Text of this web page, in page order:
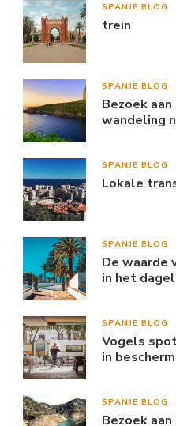
SPANJE BLOG
trein
SPANJE BLOG
Bezoek
wandeling
SPANJE BLOG
Lokale
SPANJE BLOG
De waarde
in het
SPANJE BLOG
Vogels
in
SPANJE BLOG
Bezoek